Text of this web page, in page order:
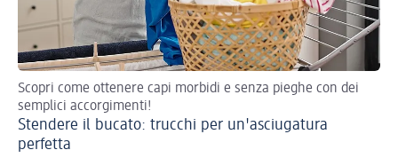
Scopri come ottenere capi morbidi e senza pieghe con dei
semplici accorgimenti!
Stendere il bucato: trucchi per un'asciugatura
perfetta